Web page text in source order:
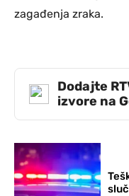
zagađenja zraka.
Dodajte
izvore na